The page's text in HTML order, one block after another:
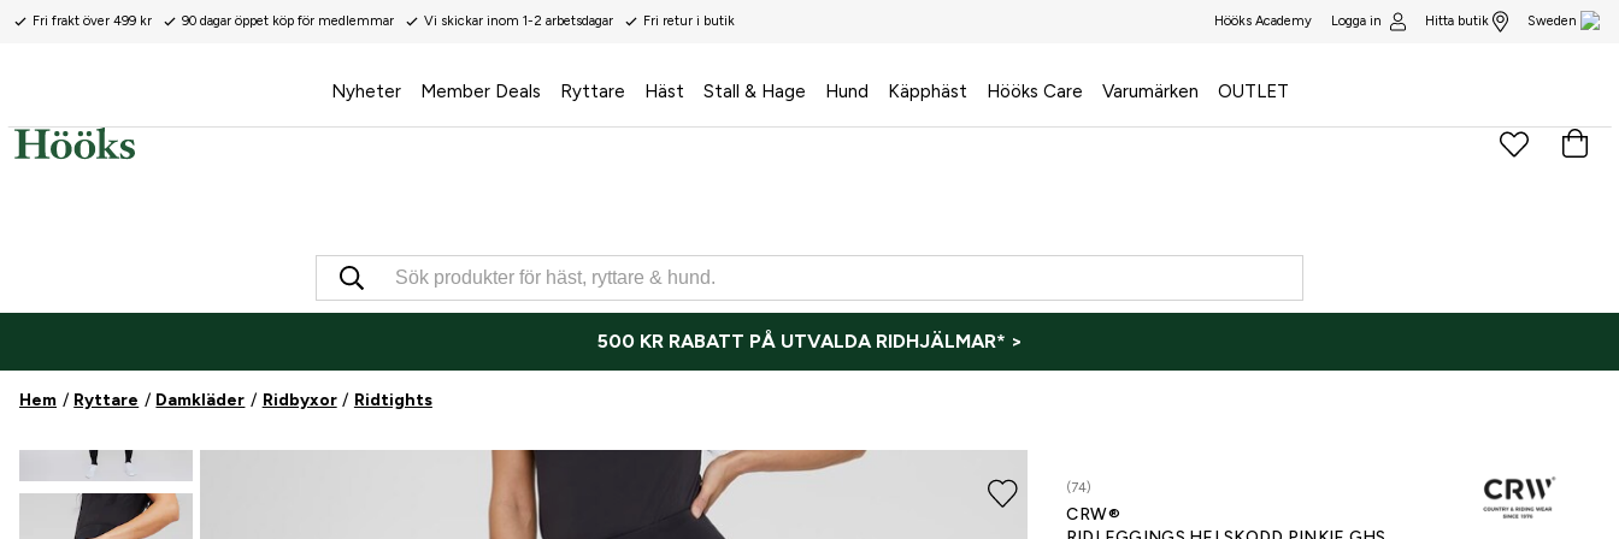
Fri frakt över 499 kr 90 dagar öppet köp för medlemmar Vi skickar inom 1-2 arbetsdagar Fri retur i butik Hööks Academy Logga in Hitta butik Sweden
Nyheter Member Deals Ryttare Häst Stall & Hage Hund Käpphäst Hööks Care Varumärken OUTLET
500 KR RABATT PÅ UTVALDA RIDHJÄLMAR* >
Hem Ryttare Damkläder Ridbyxor Ridtights
(74)
CRW®